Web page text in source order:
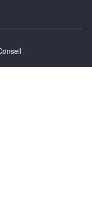
-